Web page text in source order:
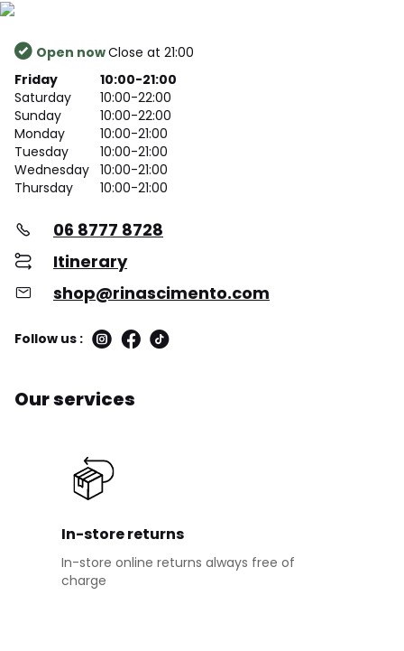
Open nowClose at 21:00
Friday
10:00-21:00
Saturday
10:00-22:00
Sunday
10:00-22:00
Monday
10:00-21:00
Tuesday
10:00-21:00
Wednesday 10:00-21:00
Thursday
10:00-21:00
06 8777 8728
Itinerary
shop@rinascimento.com
Follow us :
Our services
In-store returns
In-store online returns always free of
charge